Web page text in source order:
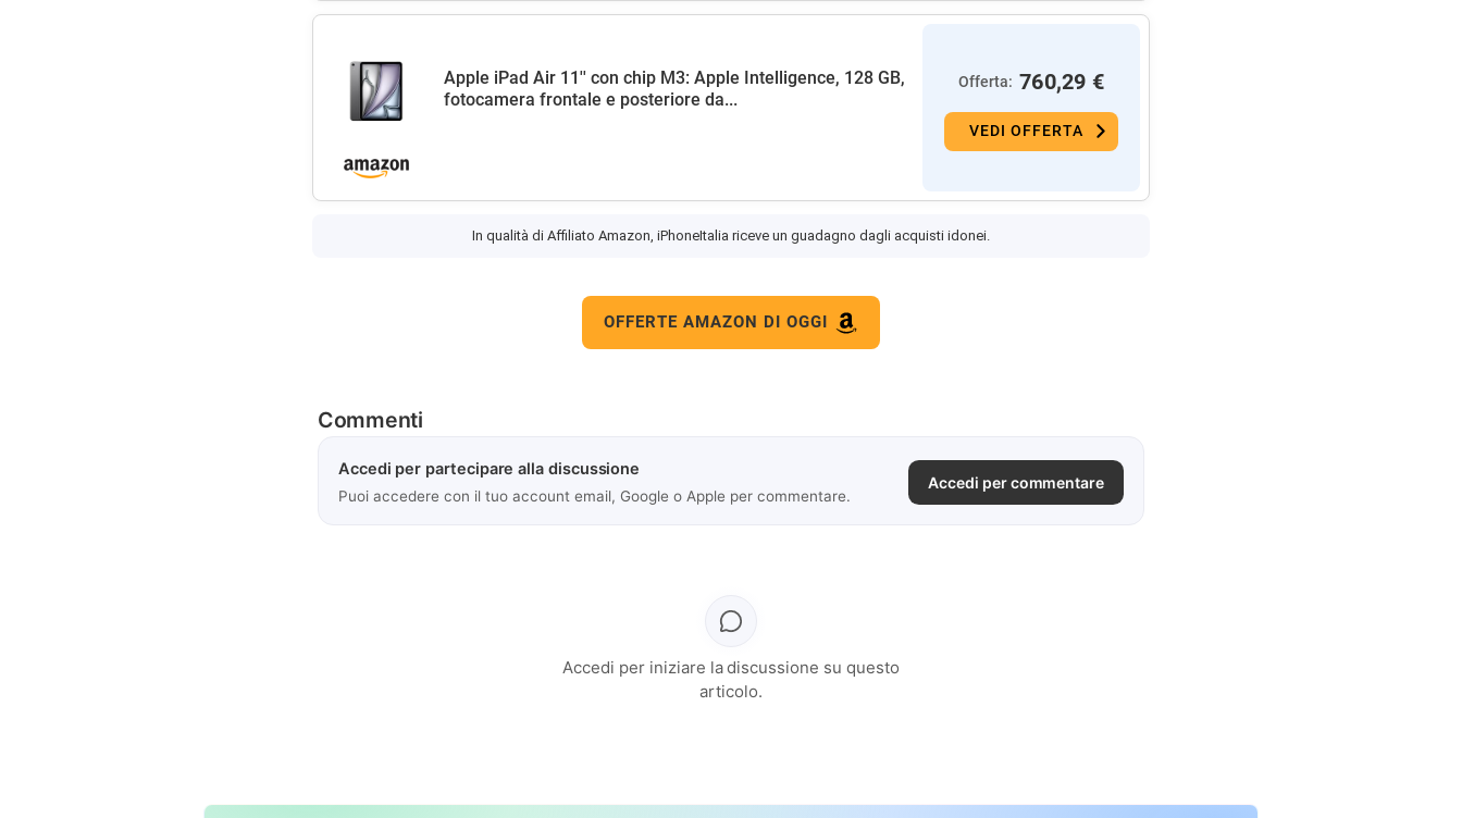
Apple iPad Air 11'' con chip M3: Apple Intelligence, 128 GB,
fotocamera frontale e posteriore da...
Offerta: 760,29 €
VEDI OFFERTA
In qualità di Affiliato Amazon, iPhoneItalia riceve un guadagno dagli acquisti idonei.
OFFERTE AMAZON DI OGGI
Commenti
Accedi per partecipare alla discussione
Puoi accedere con il tuo account email, Google o Apple per commentare.
Accedi per commentare
Accedi per iniziare la discussione su questo
articolo.